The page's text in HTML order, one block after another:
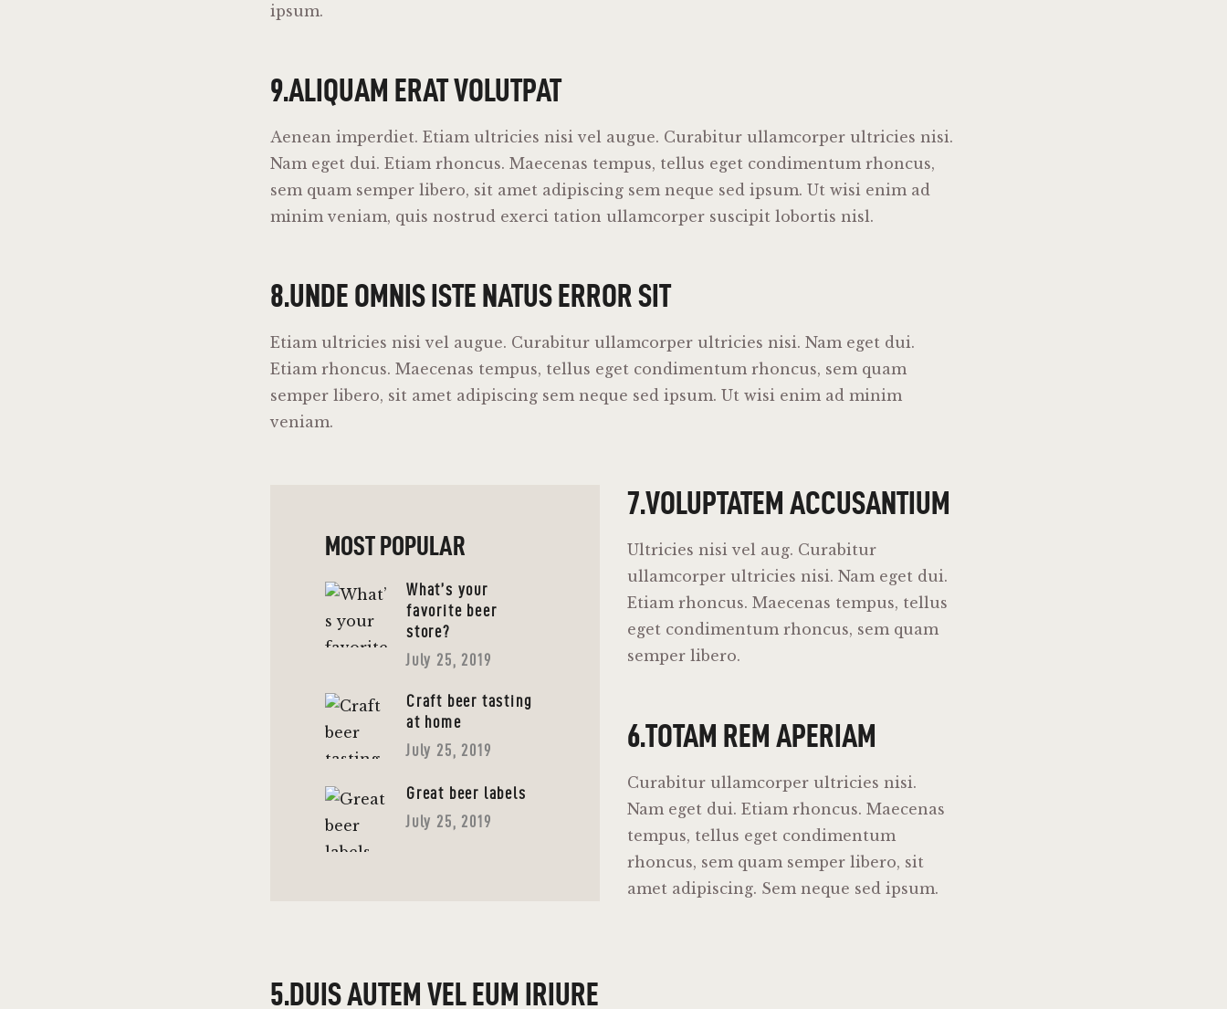
ipsum.
9.ALIQUAM ERAT VOLUTPAT
Aenean imperdiet. Etiam ultricies nisi vel augue. Curabitur ullamcorper ultricies nisi.
Nam eget dui. Etiam rhoncus. Maecenas tempus, tellus eget condimentum rhoncus,
sem quam semper libero, sit amet adipiscing sem neque sed ipsum. Ut wisi enim ad
minim veniam, quis nostrud exerci tation ullamcorper suscipit lobortis nisl.
8.UNDE OMNIS ISTE NATUS ERROR SIT
Etiam ultricies nisi vel augue. Curabitur ullamcorper ultricies nisi. Nam eget dui.
Etiam rhoncus. Maecenas tempus, tellus eget condimentum rhoncus, sem quam
semper libero, sit amet adipiscing sem neque sed ipsum. Ut wisi enim ad minim
veniam.
MOST POPULAR
What’s your
favorite beer
store?
July 25, 2019
Craft beer tasting
at home
July 25, 2019
Great beer labels
July 25, 2019
7.VOLUPTATEM ACCUSANTIUM
Ultricies nisi vel aug. Curabitur
ullamcorper ultricies nisi. Nam eget dui.
Etiam rhoncus. Maecenas tempus, tellus
eget condimentum rhoncus, sem quam
semper libero.
6.TOTAM REM APERIAM
Curabitur ullamcorper ultricies nisi.
Nam eget dui. Etiam rhoncus. Maecenas
tempus, tellus eget condimentum
rhoncus, sem quam semper libero, sit
amet adipiscing. Sem neque sed ipsum.
5.DUIS AUTEM VEL EUM IRIURE